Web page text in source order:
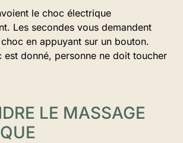
le choc électrique
Les secondes vous demandent
en appuyant sur un bouton.
est donné, personne ne doit toucher
LE MASSAGE